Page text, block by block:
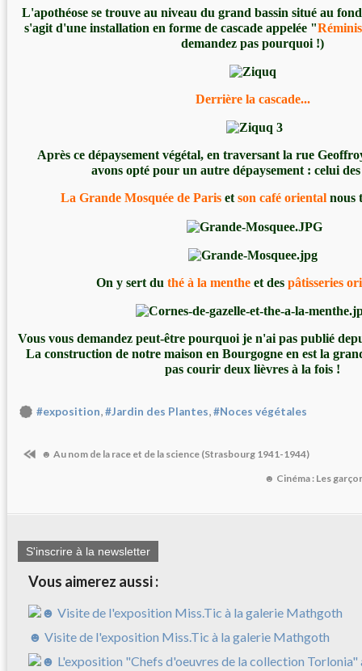
L'apothéose se trouve au niveau du grand bassin situé au
s'agit d'une installation en forme de cascade appelée "
demandez pas pourquoi !)
Derrière la cascade...
Après ce dépaysement végétal, en traversant la rue
avons opté pour un autre dépaysement : celui
La Grande Mosquée de Paris etson café oriental nous
On y sert du thé à la mentheet des pâtisseries
Vous vous demandez peut-être pourquoi je n'ai pas publié
La construction de notre maison en Bourgogne en est la
pas courir deux lièvres à la fois !
#exposition,#Jardin des Plantes,#Noces végétales
☻ Au nom de la race et de la science (Strasbourg 1941-1944)
☻ Cinéma : Les
S'inscrire à la newsletter
Vous aimerez aussi :
☻ Visite de l'exposition Miss.Tic à la galerie Mathgoth